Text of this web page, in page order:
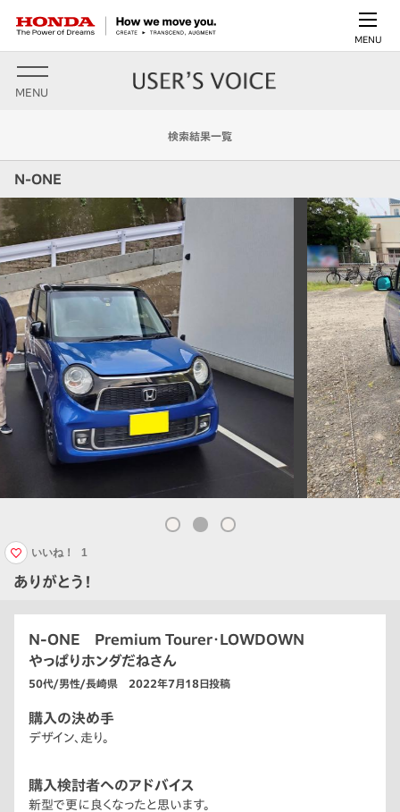
MENU
MENU
検索結果一覧
N-ONE
ありがとう！
いいね！ 1
N-ONE Premium Tourer・LOWDOWN
やっぱりホンダだねさん
50代/男性/長崎県 2022年7月18日投稿
購入の決め手
デザイン、走り。
購入検討者へのアドバイス
新型で更に良くなったと思います。